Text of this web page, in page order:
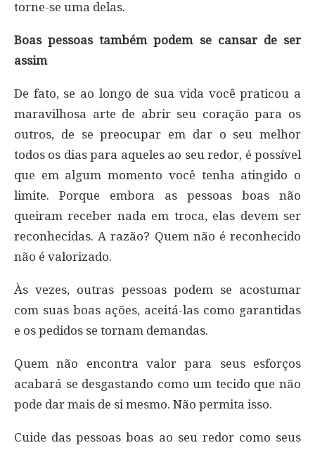
torne-se uma delas.
Boas pessoas também podem se cansar de ser
assim
De fato, se ao longo de sua vida você praticou a
maravilhosa arte de abrir seu coração para os
outros, de se preocupar em dar o seu melhor
todos os dias para aqueles ao seu redor, é possível
que em algum momento você tenha atingido o
limite. Porque embora as pessoas boas não
queiram receber nada em troca, elas devem ser
reconhecidas. A razão? Quem não é reconhecido
não é valorizado.
Às vezes, outras pessoas podem se acostumar
com suas boas ações, aceitá-las como garantidas
e os pedidos se tornam demandas.
Quem não encontra valor para seus esforços
acabará se desgastando como um tecido que não
pode dar mais de si mesmo. Não permita isso.
Cuide das pessoas boas ao seu redor como seus